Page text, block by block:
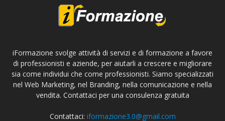
iFormazione svolge attività di servizi e di formazione a favore
di professionisti e aziende, per aiutarli a crescere e migliorare
sia come individui che come professionisti. Siamo specializzati
nel Web Marketing, nel Branding, nella comunicazione e nella
vendita. Contattaci per una consulenza gratuita
Contattaci: iformazione3.0@gmail.com